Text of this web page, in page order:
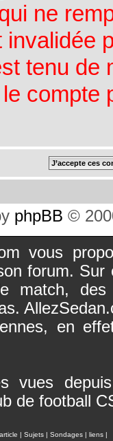
ne
invalidée
tenu de
compte
phpBB ©
vous
forum.
match, des
en
vues
de football
| Sujets | Sondages | liens |